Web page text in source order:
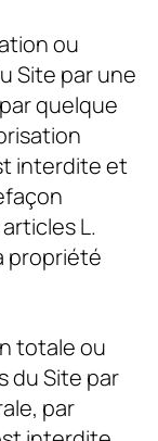
ou
Site par une
quelque
interdite et
L.
propriété
totale ou
du Site par
par